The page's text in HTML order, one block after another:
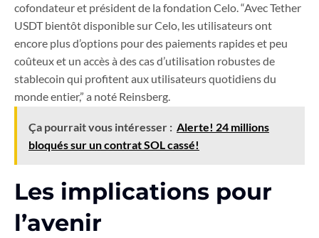
cofondateur et président de la fondation Celo. “Avec Tether
USDT bientôt disponible sur Celo, les utilisateurs ont
encore plus d’options pour des paiements rapides et peu
coûteux et un accès à des cas d’utilisation robustes de
stablecoin qui profitent aux utilisateurs quotidiens du
monde entier,” a noté Reinsberg.
Ça pourrait vous intéresser : Alerte! 24 millions
bloqués sur un contrat SOL cassé!
Les implications pour
l’avenir